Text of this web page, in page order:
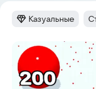
Категория:
Казуальные